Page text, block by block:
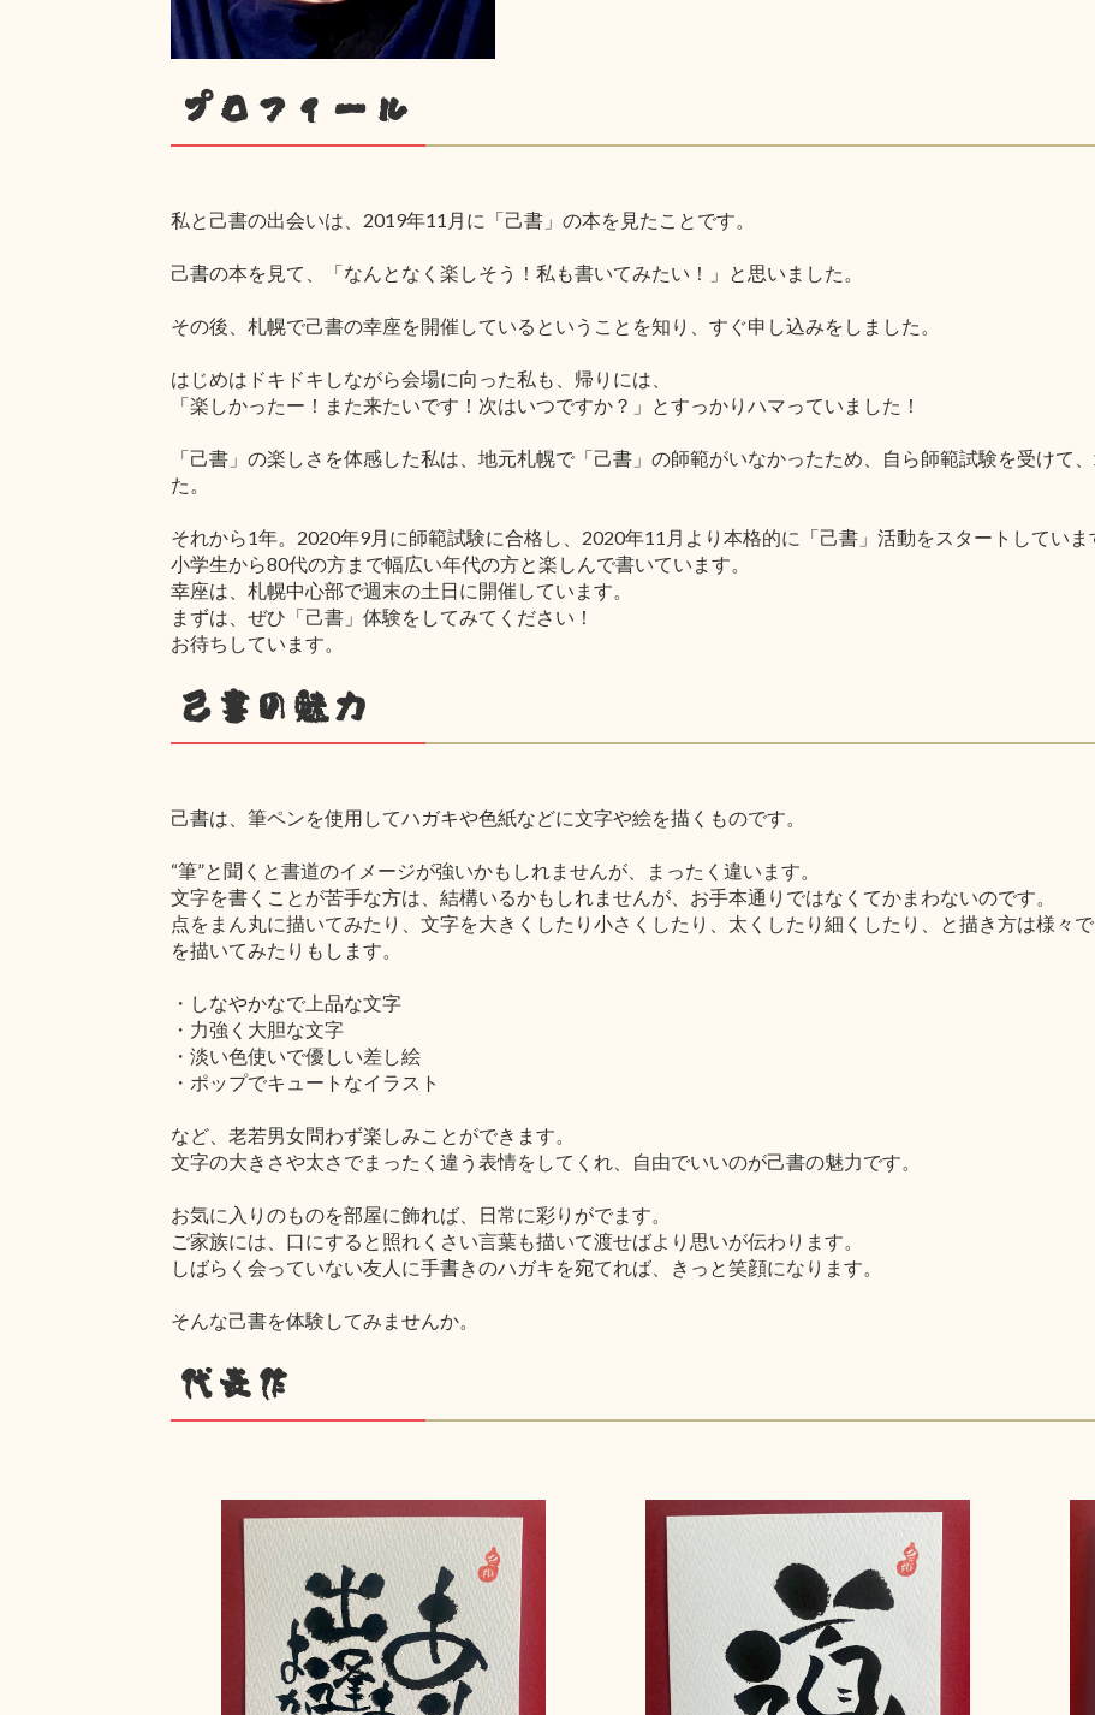
プロフィール
私と己書の出会いは、2019年11月に「己書」の本を見たことです。
己書の本を見て、「なんとなく楽しそう！私も書いてみたい！」と思いました。
その後、札幌で己書の幸座を開催しているということを知り、すぐ申し込みをしました。
はじめはドキドキしながら会場に向った私も、帰りには、
「楽しかったー！また来たいです！次はいつですか？」とすっかりハマっていました！
「己書」の楽しさを体感した私は、地元札幌で「己書」の師範がいなかったため、自ら師範試験を受けて
た。
それから1年。2020年9月に師範試験に合格し、2020年11月より本格的に「己書」活動をスタートしていま
小学生から80代の方まで幅広い年代の方と楽しんで書いています。
幸座は、札幌中心部で週末の土日に開催しています。
まずは、ぜひ「己書」体験をしてみてください！
お待ちしています。
己書の魅力
己書は、筆ペンを使用してハガキや色紙などに文字や絵を描くものです。
“筆”と聞くと書道のイメージが強いかもしれませんが、まったく違います。
文字を書くことが苦手な方は、結構いるかもしれませんが、お手本通りではなくてかまわないのです。
点をまん丸に描いてみたり、文字を大きくしたり小さくしたり、太くしたり細くしたり、と描き方は様々
を描いてみたりもします。
・しなやかなで上品な文字
・力強く大胆な文字
・淡い色使いで優しい差し絵
・ポップでキュートなイラスト
など、老若男女問わず楽しみことができます。
文字の大きさや太さでまったく違う表情をしてくれ、自由でいいのが己書の魅力です。
お気に入りのものを部屋に飾れば、日常に彩りがでます。
ご家族には、口にすると照れくさい言葉も描いて渡せばより思いが伝わります。
しばらく会っていない友人に手書きのハガキを宛てれば、きっと笑顔になります。
そんな己書を体験してみませんか。
代表作